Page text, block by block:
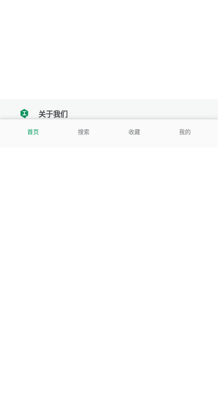
首页 搜索 收藏 我的
tencent关于我们
我们努力把每一个工具做成批量处理的产品